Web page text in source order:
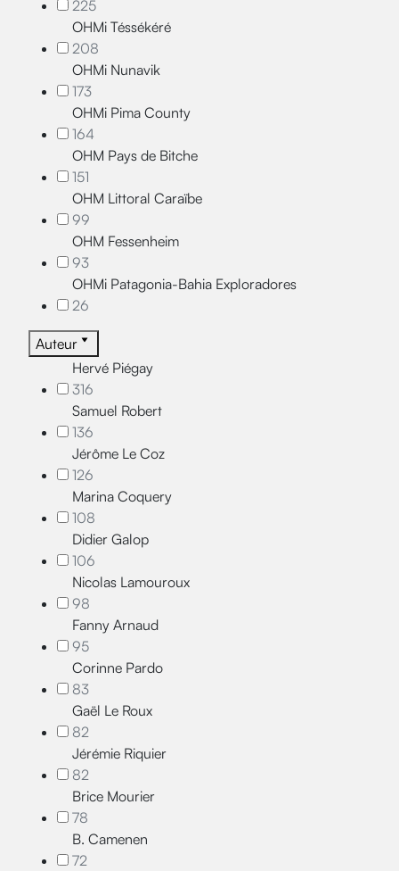
225
OHMi Téssékéré
208
OHMi Nunavik
173
OHMi Pima County
164
OHM Pays de Bitche
151
OHM Littoral Caraïbe
99
OHM Fessenheim
93
OHMi Patagonia-Bahia Exploradores
26
Auteur
Hervé Piégay
316
Samuel Robert
136
Jérôme Le Coz
126
Marina Coquery
108
Didier Galop
106
Nicolas Lamouroux
98
Fanny Arnaud
95
Corinne Pardo
83
Gaël Le Roux
82
Jérémie Riquier
82
Brice Mourier
78
B. Camenen
72